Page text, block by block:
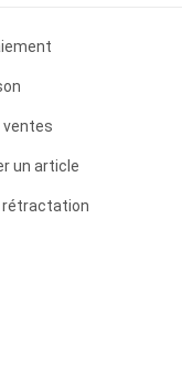
ventes
un article
rétractation